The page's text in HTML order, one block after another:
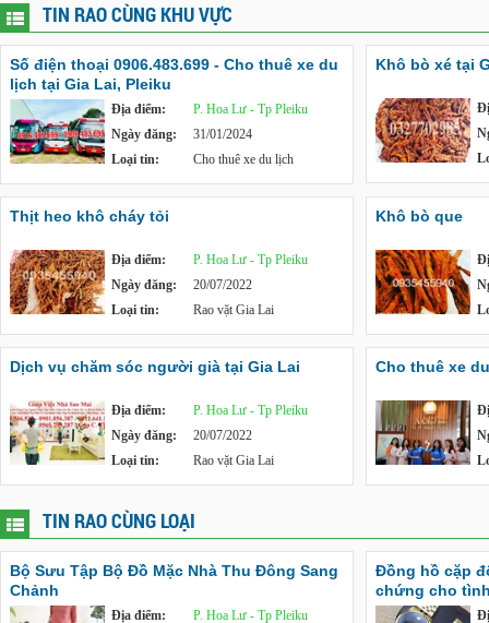
TIN RAO CÙNG KHU VỰC
Số điện thoại 0906.483.699 - Cho thuê xe du
lịch tại Gia Lai, Pleiku
Địa điểm:
P. Hoa Lư - Tp Pleiku
Ngày đăng:
31/01/2024
Loại tin:
Cho thuê xe du lịch
Khô bò xé tại
Thịt heo khô cháy tỏi
Địa điểm:
P. Hoa Lư - Tp Pleiku
Ngày đăng:
20/07/2022
Loại tin:
Rao vặt Gia Lai
Khô bò que
Dịch vụ chăm sóc người già tại Gia Lai
Địa điểm:
P. Hoa Lư - Tp Pleiku
Ngày đăng:
20/07/2022
Loại tin:
Rao vặt Gia Lai
Cho thuê xe
TIN RAO CÙNG LOẠI
Bộ Sưu Tập Bộ Đồ Mặc Nhà Thu Đông Sang
Chảnh
Địa điểm:
P. Hoa Lư - Tp Pleiku
Đồng hồ cặp
chứng cho